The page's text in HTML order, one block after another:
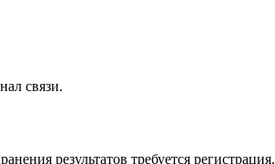
связи.
результатов требуется регистрация.